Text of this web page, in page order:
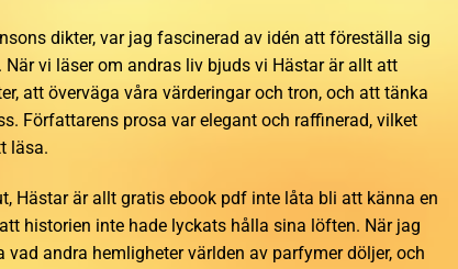
dikter, var jag fascinerad av idén att föreställa sig
vi läser om andras liv bjuds vi Hästar är allt att
att överväga våra värderingar och tron, och att tänka
Författarens prosa var elegant och raffinerad, vilket
läsa.
Hästar är allt gratis ebook pdf inte låta bli att känna en
historien inte hade lyckats hålla sina löften. När jag
andra hemligheter världen av parfymer döljer, och